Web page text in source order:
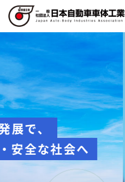
安全への取
Think